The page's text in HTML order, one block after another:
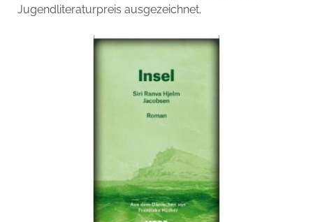
Jugendliteraturpreis ausgezeichnet.